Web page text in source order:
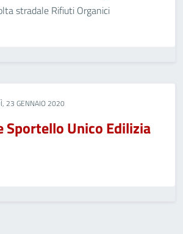
stradale Rifiuti Organici
23 GENNAIO 2020
Sportello Unico Edilizia